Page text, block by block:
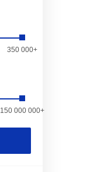
350 000+
150 000 000+